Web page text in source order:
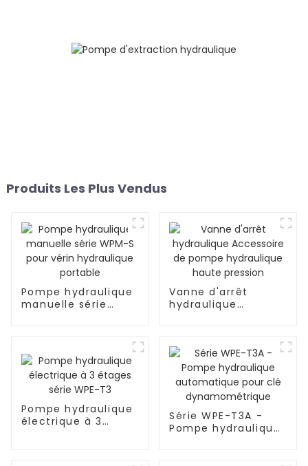
Produits Les Plus Vendus
Pompe hydraulique
manuelle série
Vanne d'arrêt
hydraulique
Pompe hydraulique
électrique à 3
Série WPE-T3A -
Pompe hydraulique